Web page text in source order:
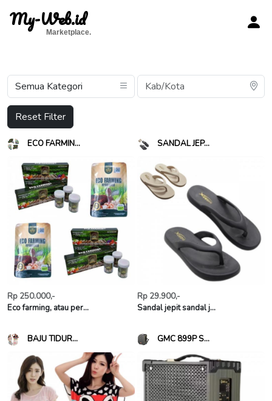
My-Web.id
Marketplace.
Reset Filter
ECO FARMIN...
Rp 250.000,-
Eco farming, atau per...
SANDAL JEP...
Rp 29.900,-
Sandal jepit sandal j...
BAJU TIDUR... GMC 899P S...